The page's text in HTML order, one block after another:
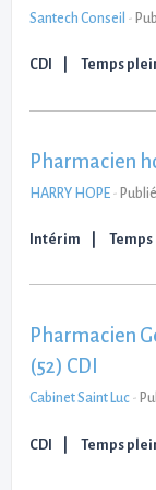
Santech Conseil -
CDI Temps
Pharmacien
HARRY HOPE -
Intérim
Pharmacien
(52) CDI
Cabinet Saint Luc -
CDI Temps